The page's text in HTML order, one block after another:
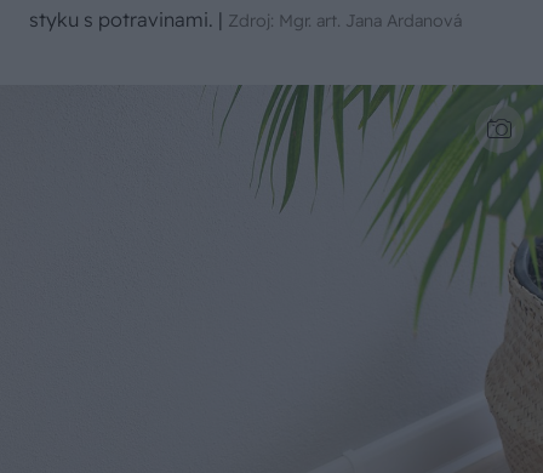
styku s potravinami. | Zdroj: Mgr. art. Jana Ardanová